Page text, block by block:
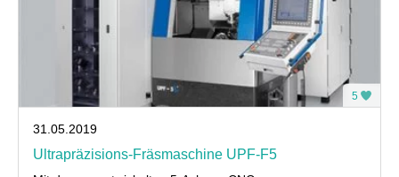
5
31.05.2019
Ultrapräzisions-Fräsmaschine UPF-F5